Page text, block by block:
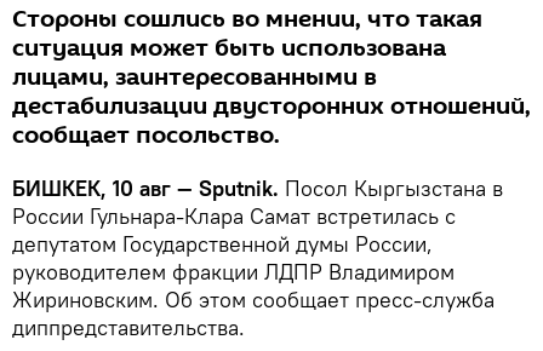
Стороны сошлись во мнении, что такая
ситуация может быть использована
лицами, заинтересованными в
дестабилизации двусторонних отношений,
сообщает посольство.
БИШКЕК, 10 авг — Sputnik. Посол Кыргызстана в
России Гульнара-Клара Самат встретилась с
депутатом Государственной думы России,
руководителем фракции ЛДПР Владимиром
Жириновским. Об этом сообщает пресс-служба
диппредставительства.